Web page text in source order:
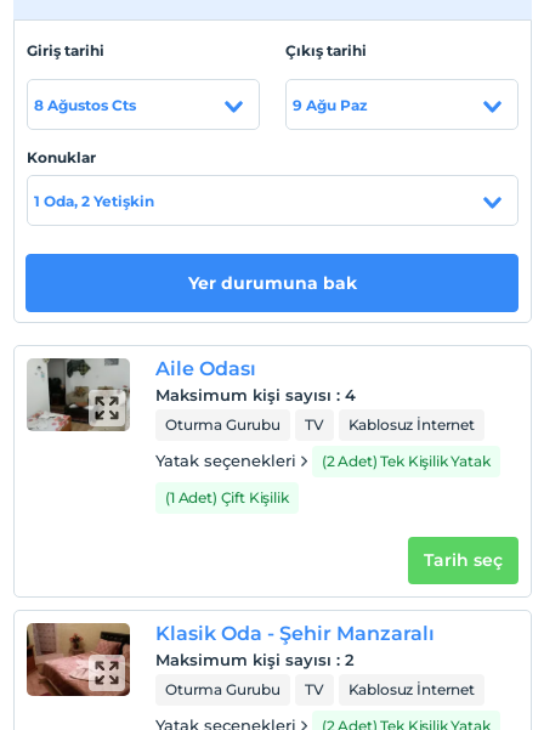
odadan ulaşılabilen teras imkanı ile tüm kapadokya
manzarasına hakim ve şehir merkezine sıfır konumdadır.
Otelimizin kendine ait otoparkı bulunmakta olup, park
Haritada Göster
Otel koşulları
Check/in
En erken saat 14:00 ve sonrası
Check/out
En geç saat 12:00 ve öncesi
Çocuklar
2 yaşına kadar olan bebekler ücretsizdir.
Her bir oda için 1. çocuk 6 yaşına kadar ücretsizdir
Giriş tarihi
8 Ağustos Cts
Çıkış tarihi
9 Ağu Paz
Konuklar
1 Oda, 2 Yetişkin
Yer durumuna bak
Aile Odası
Maksimum kişi sayısı : 4
Oturma Gurubu TV Kablosuz İnternet
Yatak seçenekleri
(2 Adet) Tek Kişilik Yatak
(1 Adet) Çift Kişilik
Tarih seç
Klasik Oda - Şehir Manzaralı
Maksimum kişi sayısı : 2
Oturma Gurubu TV Kablosuz İnternet
Yatak seçenekleri (2 Adet) Tek Kişilik Yatak